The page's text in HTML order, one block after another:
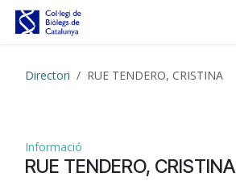
Skip to Content
Directori RUE TENDERO, CRISTINA
Informació
RUE TENDERO, CRISTINA